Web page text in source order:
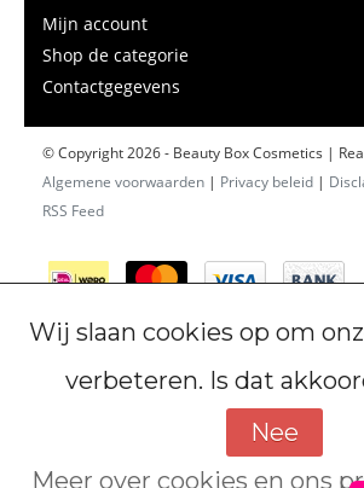
Mijn account
Shop de categorie
Contactgegevens
© Copyright 2026 - Beauty Box Cosmetics |
Algemene voorwaarden | Privacy beleid |
RSS Feed
Wij slaan cookies op om
verbeteren. Is dat
Nee
Meer over cookies en ons